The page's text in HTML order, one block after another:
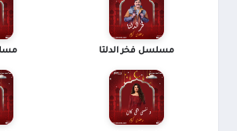
مسلسل فخر الدلتا